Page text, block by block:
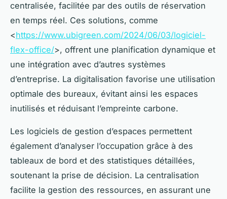
centralisée, facilitée par des outils de réservation
en temps réel. Ces solutions, comme
<https://www.ubigreen.com/2024/06/03/logiciel-
flex-office/>, offrent une planification dynamique et
une intégration avec d’autres systèmes
d’entreprise. La digitalisation favorise une utilisation
optimale des bureaux, évitant ainsi les espaces
inutilisés et réduisant l’empreinte carbone.
Les logiciels de gestion d’espaces permettent
également d’analyser l’occupation grâce à des
tableaux de bord et des statistiques détaillées,
soutenant la prise de décision. La centralisation
facilite la gestion des ressources, en assurant une